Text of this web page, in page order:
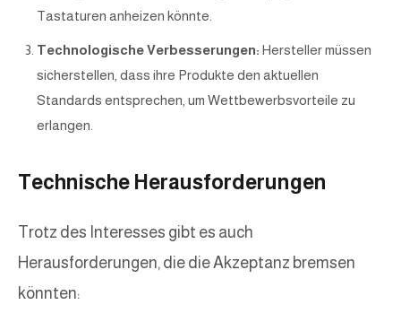
Tastaturen anheizen könnte.
Technologische Verbesserungen: Hersteller müssen
sicherstellen, dass ihre Produkte den aktuellen
Standards entsprechen, um Wettbewerbsvorteile zu
erlangen.
Technische Herausforderungen
Trotz des Interesses gibt es auch
Herausforderungen, die die Akzeptanz bremsen
könnten: